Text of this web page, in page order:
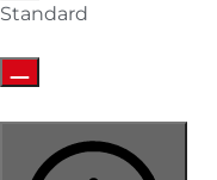
Standard